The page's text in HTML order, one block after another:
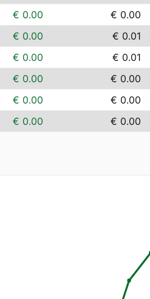
€ 0.00 € 0.00
€ 0.00 € 0.01
€ 0.00 € 0.01
€ 0.00 € 0.00
€ 0.00 € 0.00
€ 0.00 € 0.00